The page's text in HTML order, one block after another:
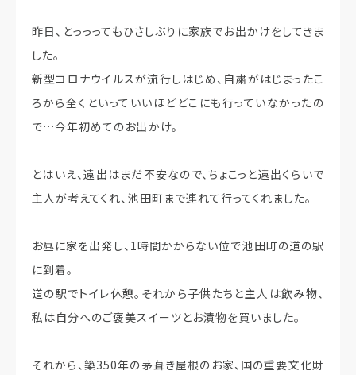
昨日、とっっってもひさしぶりに家族でお出かけをしてきま
した。
新型コロナウイルスが流行しはじめ、自粛がはじまったこ
ろから全くといっていいほどどこにも行っていなかったの
で…今年初めてのお出かけ。
とはいえ、遠出はまだ不安なので、ちょこっと遠出くらいで
主人が考えてくれ、池田町まで連れて行ってくれました。
お昼に家を出発し、1時間かからない位で池田町の道の駅
に到着。
道の駅でトイレ休憩。それから子供たちと主人は飲み物、
私は自分へのご褒美スイーツとお漬物を買いました。
それから、築350年の茅葺き屋根のお家、国の重要文化財